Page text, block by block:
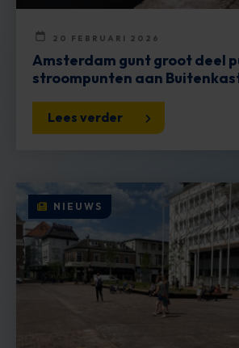
Amsterdam gunt groot deel
stroompunten aan
20 FEBRUARI 2026
Lees verder
NIEUWS